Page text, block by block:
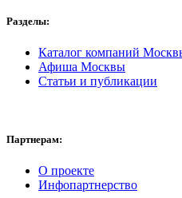
Разделы:
Каталог компаний
Афиша Москвы
Статьи и публикации
Партнерам:
О проекте
Инфопартнерство